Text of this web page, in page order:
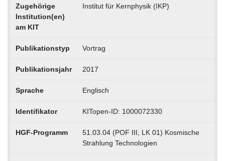
Zugehörige
Institution(en)
am KIT
Institut für Kernphysik (IKP)
Publikationstyp Vortrag
Publikationsjahr 2017
Sprache Englisch
Identifikator KITopen-ID: 1000072330
HGF-Programm
51.03.04 (POF III, LK 01) Kosmische
Strahlung Technologien